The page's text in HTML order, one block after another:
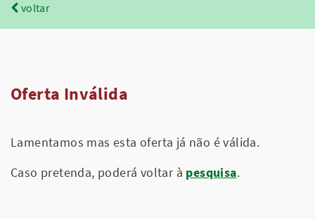
voltar
Oferta Inválida
Lamentamos mas esta oferta já não é válida.
Caso pretenda, poderá voltar à pesquisa.